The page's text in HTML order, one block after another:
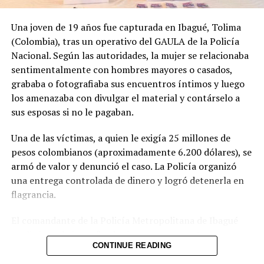
Una joven de 19 años fue capturada en Ibagué, Tolima
(Colombia), tras un operativo del GAULA de la Policía
Nacional. Según las autoridades, la mujer se relacionaba
sentimentalmente con hombres mayores o casados,
grababa o fotografiaba sus encuentros íntimos y luego
los amenazaba con divulgar el material y contárselo a
sus esposas si no le pagaban.
Una de las víctimas, a quien le exigía 25 millones de
pesos colombianos (aproximadamente 6.200 dólares), se
armó de valor y denunció el caso. La Policía organizó
una entrega controlada de dinero y logró detenerla en
flagrancia.
explicó que la joven “seducía con sus encantos a
hombres que tenían familia” y, una vez obtenía el
CONTINUE READING